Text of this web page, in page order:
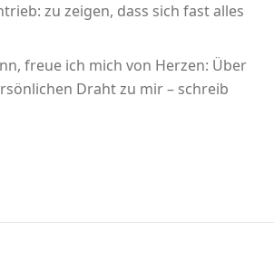
zu zeigen, dass sich fast alles
freue ich mich von Herzen: Über
Draht zu mir – schreib